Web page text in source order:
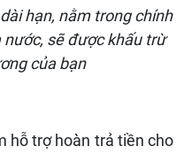
hạn, nằm trong chính
nước, sẽ được khấu trừ
của bạn
hỗ trợ hoàn trả tiền cho